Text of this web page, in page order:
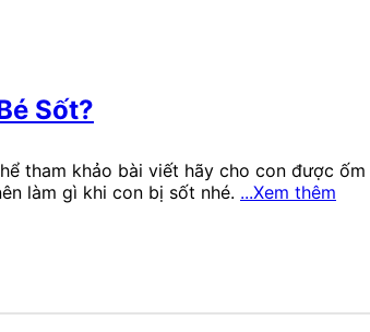
Sốt?
tham khảo bài viết hãy cho con được
làm gì khi con bị sốt nhé. ...Xem thêm